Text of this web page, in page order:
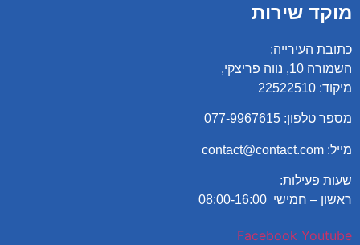
מוקד שירות
כתובת העירייה:
השמורה 10, נווה פריצקי,
מיקוד: 22522510
מספר טלפון: 077-9967615
מייל: contact@contact.com
שעות פעילות:
ראשון – חמישי 08:00-16:00
Facebook Youtube